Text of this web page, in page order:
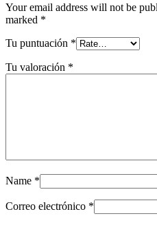
Your email address will not be
marked *
Tu puntuación *
Tu valoración *
Name *
Correo electrónico *